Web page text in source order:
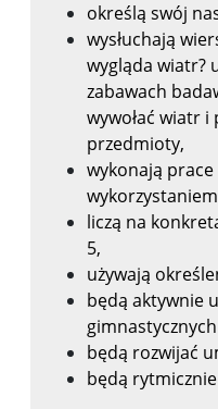
określą swój
wysłuchają
wygląda wiatr?
zabawach
wywołać wiatr
przedmioty,
wykonają prace
wykorzystaniem
liczą na
5,
używają
będą aktywnie
gimnastycznych
będą rozwijać
będą